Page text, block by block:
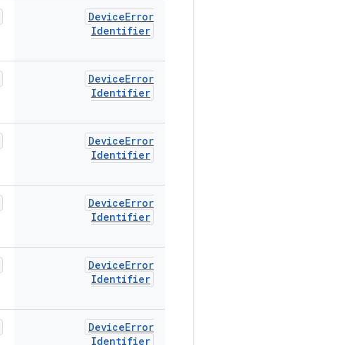
DeviceError
Identifier
DeviceError
Identifier
DeviceError
Identifier
DeviceError
Identifier
DeviceError
Identifier
DeviceError
Identifier